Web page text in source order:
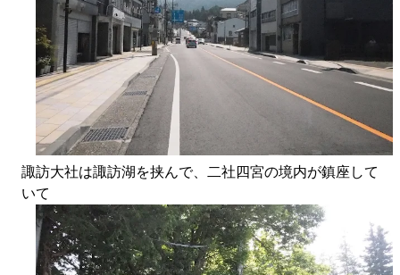
諏訪大社は諏訪湖を挟んで、二社四宮の境内が鎮座して
いて